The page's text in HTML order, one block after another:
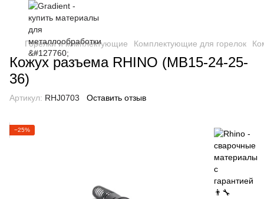
Горелки и комплектующие Комплектующие для горелок
Кожух разъема RHINO (МВ15-24-25-
36)
Артикул: RHJ0703 Оставить отзыв
−25%